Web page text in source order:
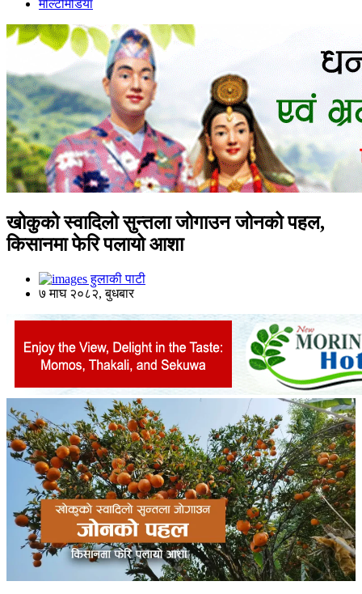
मल्टिमिडिया
खोकुको स्वादिलो सुन्तला जोगाउन जोनको पहल,
किसानमा फेरि पलायो आशा
हुलाकी पाटी
७ माघ २०८२, बुधबार